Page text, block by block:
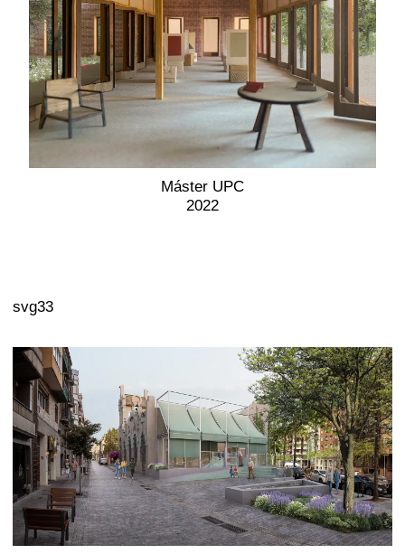
Máster UPC
2022
svg33